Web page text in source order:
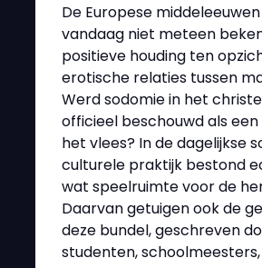
De Europese
vandaag niet meteen
positieve houding ten
erotische relaties tussen
Werd sodomie in het
officieel beschouwd als
het vlees? In de dagelijkse
culturele praktijk bestond
wat speelruimte voor de
Daarvan getuigen ook de
deze bundel, geschreven
studenten,